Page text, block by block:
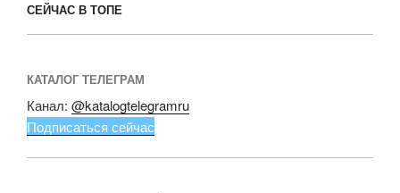
СЕЙЧАС В ТОПЕ
КАТАЛОГ ТЕЛЕГРАМ
Канал: @katalogtelegramru
Подписаться сейчас